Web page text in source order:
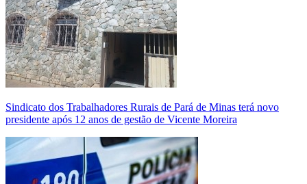
Sindicato dos Trabalhadores Rurais de Pará de Minas terá novo
presidente após 12 anos de gestão de Vicente Moreira